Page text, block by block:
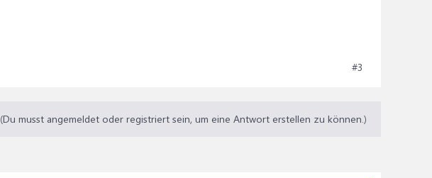
#3
(Du musst angemeldet oder registriert sein, um eine Antwort erstellen zu können.)